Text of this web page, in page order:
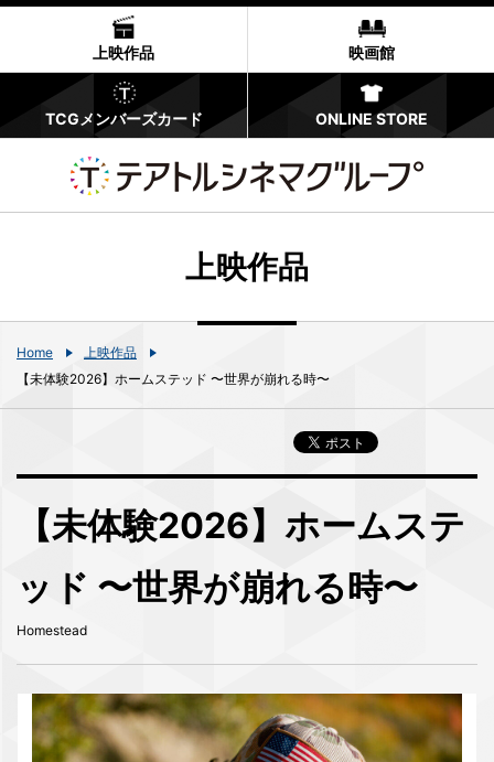
上映作品 映画館
TCGメンバーズカード ONLINE STORE
上映作品
Home
上映作品
【未体験2026】ホームステッド 〜世界が崩れる時〜
【未体験2026】ホームステ
ッド 〜世界が崩れる時〜
Homestead